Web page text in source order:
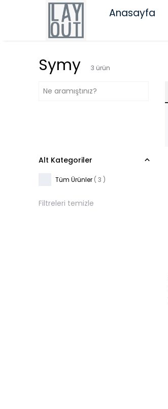
Anasayfa
Symy 3 ürün
Alt Kategoriler
Tüm Ürünler ( 3 )
Filtreleri temizle